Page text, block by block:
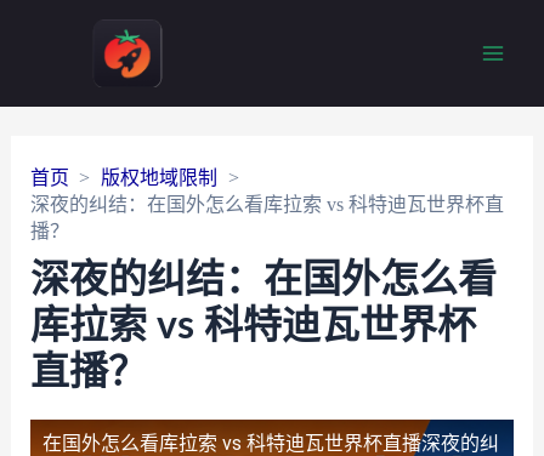
首页
版权地域限制
深夜的纠结：在国外怎么看库拉索 vs 科特迪瓦世界杯直
播？
深夜的纠结：在国外怎么看
库拉索 vs 科特迪瓦世界杯
直播？
在国外怎么看库拉索 vs 科特迪瓦世界杯直播深夜的纠